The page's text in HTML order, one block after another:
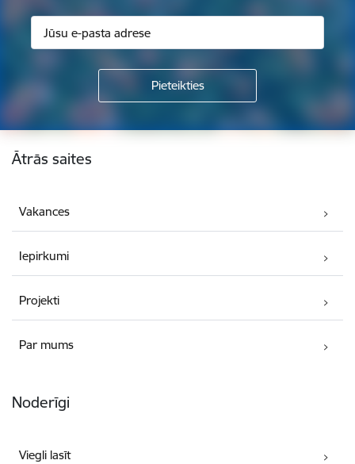
Kājene
Ātrās saites
Vakances
Iepirkumi
Projekti
Par mums
Noderīgi
Viegli lasīt